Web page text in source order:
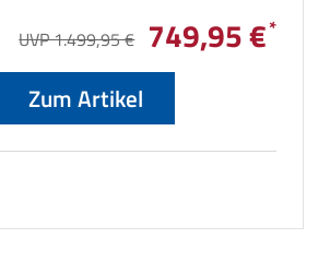
UVP 1.499,95 € 749,95 €
Zum Artikel